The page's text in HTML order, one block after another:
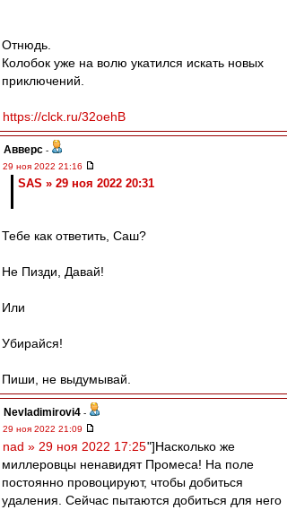
Отнюдь.
Колобок уже на волю укатился искать новых
приключений.
https://clck.ru/32oehB
Авверс -
29 ноя 2022 21:16
SAS » 29 ноя 2022 20:31
Тебе как ответить, Саш?
Не Пизди, Давай!
Или
Убирайся!
Пиши, не выдумывай.
Nevladimirovi4 -
29 ноя 2022 21:09
nad » 29 ноя 2022 17:25"]Насколько же
миллеровцы ненавидят Промеса! На поле
постоянно провоцируют, чтобы добиться
удаления. Сейчас пытаются добиться для него